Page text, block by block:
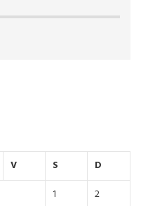
V S
D
1
2